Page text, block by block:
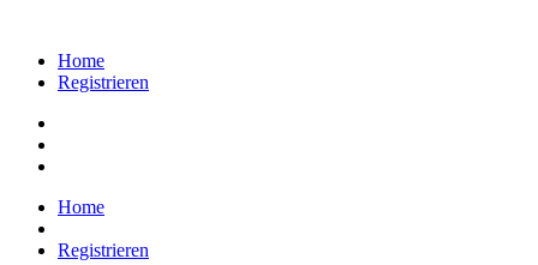
Home
Registrieren
Home
Registrieren